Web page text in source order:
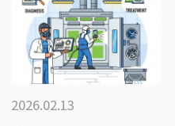
2026.02.13